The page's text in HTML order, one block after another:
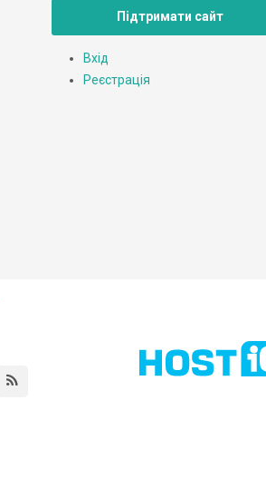
Підтримати сайт
Вхід
Реєстрація